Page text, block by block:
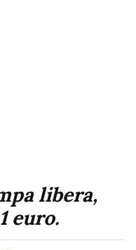
libera,
euro.